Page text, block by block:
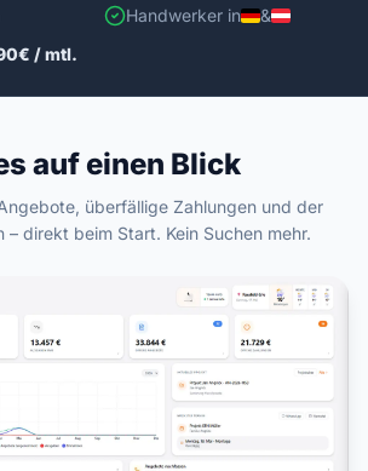
Handwerker in
&
/ mtl.
auf einen Blick
überfällige Zahlungen und der
– direkt beim Start. Kein Suchen mehr.